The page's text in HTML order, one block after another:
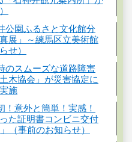
公園ふるさと文化館分
展」～練馬区立美術館
せ）
のスムーズな道路障害
木協会」が災害協定に
施
！意外と簡単！実感！
た証明書コンビニ交付
（事前のお知らせ）